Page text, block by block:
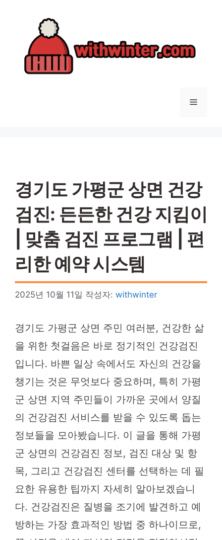
메
경기도 가평군 상면 건강
검진: 든든한 건강 지킴이
| 맞춤 검진 프로그램 | 편
리한 예약 시스템
2025년 10월 11일 작성자: withwinter
경기도 가평군 상면 주민 여러분, 건강한 삶
을 위한 첫걸음은 바로 정기적인 건강검진
입니다. 바쁜 일상 속에서도 자신의 건강을
챙기는 것은 무엇보다 중요하며, 특히 가평
군 상면 지역 주민들이 가까운 곳에서 양질
의 건강검진 서비스를 받을 수 있도록 돕는
정보들을 모아봤습니다. 이 글을 통해 가평
군 상면의 건강검진 정보, 검진 대상 및 항
목, 그리고 건강검진 센터를 선택하는 데 필
요한 유용한 팁까지 자세히 알아보겠습니
다. 건강검진은 질병을 조기에 발견하고 예
방하는 가장 효과적인 방법 중 하나이므로,